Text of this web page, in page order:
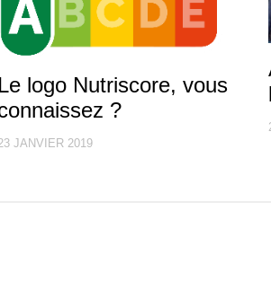
Le logo Nutriscore, vous
?
JANVIER 2019